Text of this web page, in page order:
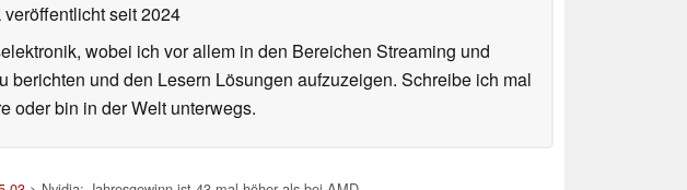
seit 2024
wobei ich vor allem in den Bereichen Streaming und
und den Lesern Lösungen aufzuzeigen. Schreibe ich mal
oder bin in der Welt unterwegs.